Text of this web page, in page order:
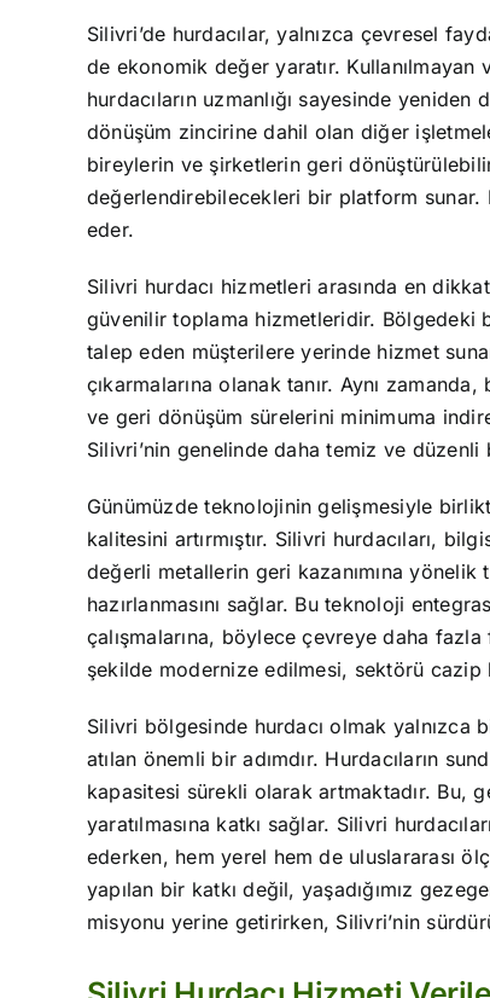
Silivri’de hurdacılar, yalnızca çevresel
de ekonomik değer yaratır.
hurdacıların uzmanlığı sayesinde
dönüşüm zincirine dahil olan diğer
bireylerin ve şirketlerin geri
değerlendirebilecekleri bir platform sunar.
eder.
Silivri hurdacı hizmetleri arasında en
güvenilir toplama hizmetleridir. Bölgedeki
talep eden müşterilere yerinde hizmet
çıkarmalarına olanak tanır. Aynı
ve geri dönüşüm sürelerini minimuma
Silivri’nin genelinde daha temiz ve düzenli
Günümüzde teknolojinin gelişmesiyle
kalitesini artırmıştır. Silivri hurdacıları,
değerli metallerin geri kazanımına
hazırlanmasını sağlar. Bu teknoloji
çalışmalarına, böylece çevreye daha
şekilde modernize edilmesi, sektörü
Silivri bölgesinde hurdacı olmak
atılan önemli bir adımdır. Hurdacıların
kapasitesi sürekli olarak artmaktadır. Bu,
yaratılmasına katkı sağlar. Silivri
ederken, hem yerel hem de uluslararası
yapılan bir katkı değil, yaşadığımız
misyonu yerine getirirken, Silivri’nin